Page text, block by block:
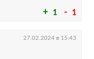
1 1
27.02.2024 в 15:43